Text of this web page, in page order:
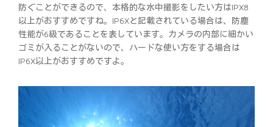
防ぐことができるので、本格的な水中撮影をしたい方はIPX8
以上がおすすめですね。IP6Xと記載されている場合は、防塵
性能が6級であることを表しています。カメラの内部に細かい
ゴミが入ることがないので、ハードな使い方をする場合は
IP6X以上がおすすめですよ。